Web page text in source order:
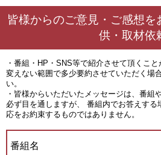
皆様からのご意見・ご感想を
供・取材依
・番組・HP・SNS等で紹介させて頂くこ
変えない範囲で多少要約させていただく場
い。
・皆様からいただいたメッセージは、番組
必ず目を通しますが、 番組内でお答えす
応をお約束するものではありません。
番組名